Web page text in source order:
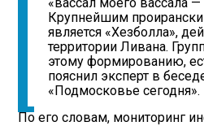
«вассал моего вассала
Крупнейшим
является «Хезболла»,
территории Ливана.
этому формированию,
пояснил эксперт в
«Подмосковье сегодня».
По его словам, мониторинг